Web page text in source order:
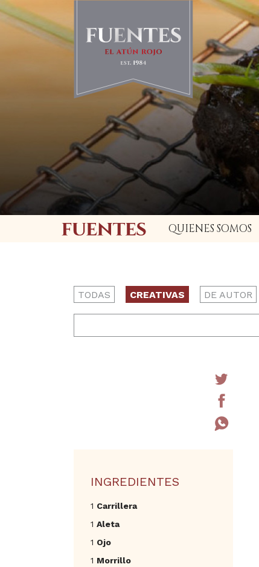
QUIENES SOMOS
TODAS CREATIVAS DE AUTOR
INGREDIENTES
1 Carrillera
1 Aleta
1 Ojo
1 Morrillo